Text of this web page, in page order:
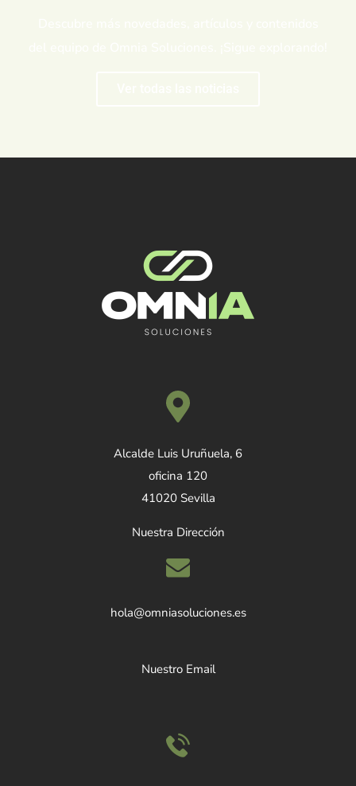
Alcalde Luis Uruñuela, 6
oficina 120
41020 Sevilla
Nuestra Dirección
hola@omniasoluciones.es
Nuestro Email